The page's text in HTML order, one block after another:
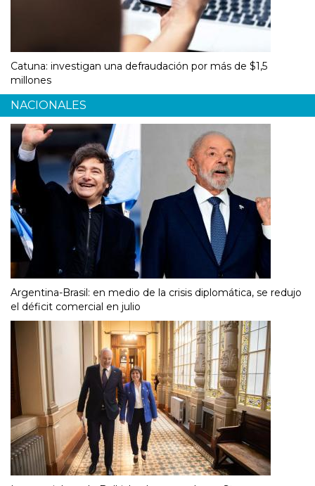
Catuna: investigan una defraudación por más de $1,5
millones
NACIONALES
Argentina-Brasil: en medio de la crisis diplomática, se redujo
el déficit comercial en julio